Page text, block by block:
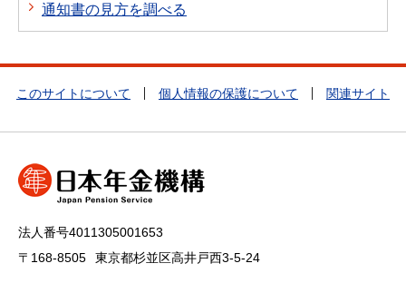
通知書の見方を調べる
このサイトについて 個人情報の保護について 関連サイト
法人番号4011305001653
〒168-8505
東京都杉並区高井戸西3-5-24